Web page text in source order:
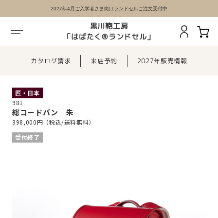
2027年4月ご入学者さま向けランドセルご注文受付中
黒川鞄工房
「はばたく®ランドセル」
カタログ請求 来店予約 2027年販売情報
匠・日本
981
総コードバン 朱
398,000円（税込/送料無料）
受付終了